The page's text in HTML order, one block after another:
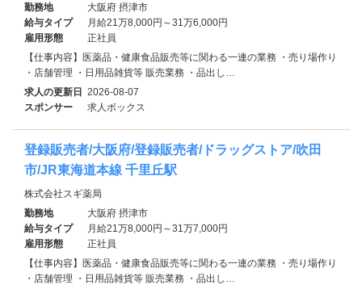
勤務地
大阪府 摂津市
給与タイプ
月給21万8,000円～31万6,000円
雇用形態
正社員
【仕事内容】医薬品・健康食品販売等に関わる一連の業務 ・売り場作り
・店舗管理 ・日用品雑貨等 販売業務 ・品出し…
求人の更新日 2026-08-07
スポンサー
求人ボックス
登録販売者/大阪府/登録販売者/ドラッグストア/吹田
市/JR東海道本線 千里丘駅
株式会社スギ薬局
勤務地
大阪府 摂津市
給与タイプ
月給21万8,000円～31万7,000円
雇用形態
正社員
【仕事内容】医薬品・健康食品販売等に関わる一連の業務 ・売り場作り
・店舗管理 ・日用品雑貨等 販売業務 ・品出し…